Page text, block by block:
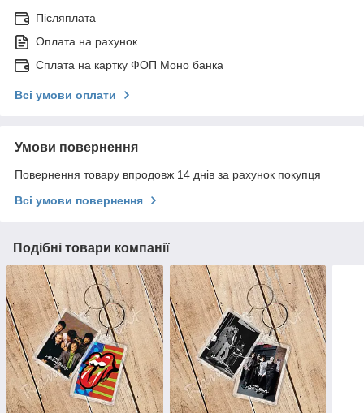
Післяплата
Оплата на рахунок
Сплата на картку ФОП Моно банка
Всі умови оплати
Умови повернення
Повернення товару впродовж 14 днів за рахунок покупця
Всі умови повернення
Подібні товари компанії